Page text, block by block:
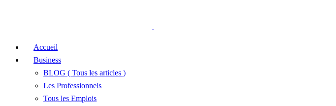
Accueil
Business
BLOG ( Tous les articles )
Les Professionnels
Tous les Emplois